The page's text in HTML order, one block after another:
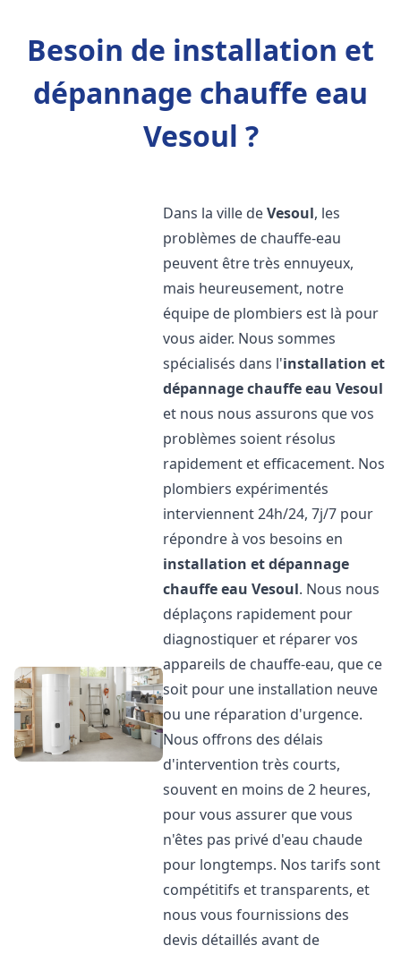
Besoin de installation et
dépannage chauffe eau
Vesoul ?
Dans la ville deVesoul, les
problèmes de chauffe-eau
peuvent être très ennuyeux,
mais heureusement, notre
équipe de plombiers est là pour
vous aider. Nous sommes
spécialisés dans l'installation et
dépannage chauffe eau Vesoul
et nous nous assurons que vos
problèmes soient résolus
rapidement et efficacement. Nos
plombiers expérimentés
interviennent 24h/24, 7j/7 pour
répondre à vos besoins en
installation et dépannage
chauffe eau Vesoul. Nous nous
déplaçons rapidement pour
diagnostiquer et réparer vos
appareils de chauffe-eau, que ce
soit pour une installation neuve
ou une réparation d'urgence.
Nous offrons des délais
d'intervention très courts,
souvent en moins de 2 heures,
pour vous assurer que vous
n'êtes pas privé d'eau chaude
pour longtemps. Nos tarifs sont
compétitifs et transparents, et
nous vous fournissions des
devis détaillés avant de